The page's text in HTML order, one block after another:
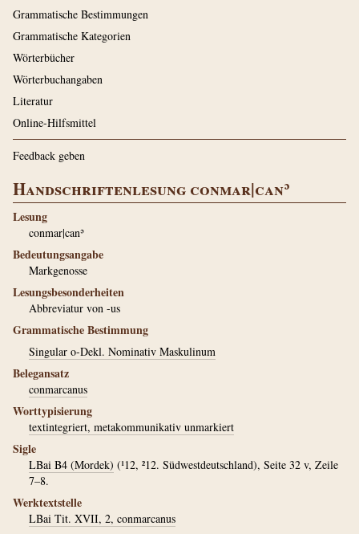
Grammatische Bestimmungen
Grammatische Kategorien
Wörterbücher
Wörterbuchangaben
Literatur
Online-Hilfsmittel
Feedback geben
Handschriftenlesung conmar|canʾ
Lesung
conmar|canʾ
Bedeutungsangabe
Markgenosse
Lesungsbesonderheiten
Abbreviatur von -us
Grammatische Bestimmung
Singular o-Dekl. Nominativ Maskulinum
Belegansatz
conmarcanus
Worttypisierung
textintegriert, metakommunikativ unmarkiert
Sigle
LBai B4 (Mordek) (¹12, ²12. Südwestdeutschland), Seite 32 v, Zeile
7–8.
Werktextstelle
LBai Tit. XVII, 2, conmarcanus